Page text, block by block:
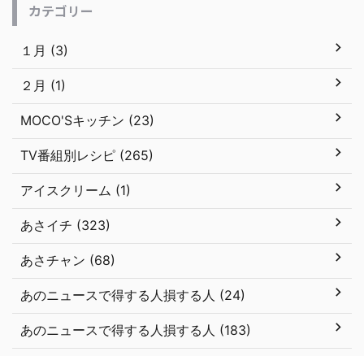
カテゴリー
１月 (3)
２月 (1)
MOCO'Sキッチン (23)
TV番組別レシピ (265)
アイスクリーム (1)
あさイチ (323)
あさチャン (68)
あのニュースで得する人損する人 (24)
あのニュースで得する人損する人 (183)